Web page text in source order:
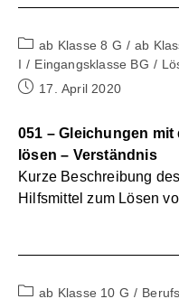
Beitrags-
Kategorie:
ab Klasse 8 G / ab
I / Eingangsklasse BG /
Beitrag17. April 2020
051 – Gleichungen
lösen – Verständnis
Kurze Beschreibung
Hilfsmittel zum Lösen
Beitrags-
ab Klasse 10 G /